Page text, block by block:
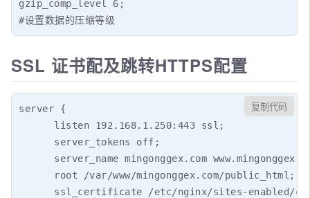
gzip_comp_level 6;
#设置数据的压缩等级
SSL 证书配及跳转HTTPS配置
server {
      listen 192.168.1.250:443 ssl;
      server_tokens off;
server_name mingonggex.com
      root /var/www/mingonggex.com/public_html;
ssl_certificate /etc/nginx/sites-enabled/
复制代码